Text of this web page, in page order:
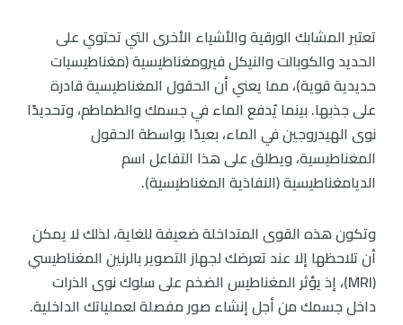
تعتبر المشابك الورقية والأشياء الأخرى التي تحتوي على
الحديد والكوبالت والنيكل فيرومغناطيسية (مغناطيسيات
حديدية قوية)، مما يعني أن الحقول المغناطيسية قادرة
على جذبها. بينما يُدفع الماء في جسمك والطماطم، وتحديدًا
نوى الهيدروجين في الماء، بعيدًا بواسطة الحقول
المغناطيسية، ويطلق على هذا التفاعل اسم
الديامغناطيسية (النفاذية المغناطيسية).
وتكون هذه القوى المتداخلة ضعيفة للغاية، لذلك لا يمكن
أن تلاحظها إلا عند تعرضك لجهاز التصوير بالرنين المغناطيسي
(MRI)، إذ يؤثر المغناطيس الضخم على سلوك نوى الذرات
داخل جسمك من أجل إنشاء صور مفصلة لعملياتك الداخلية.